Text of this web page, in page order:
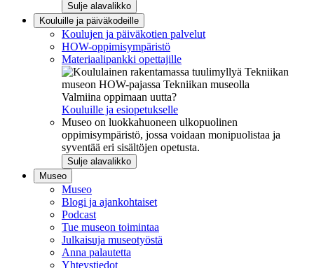
Sulje alavalikko
Kouluille ja päiväkodeille
Koulujen ja päiväkotien palvelut
HOW-oppimisympäristö
Materiaalipankki opettajille
Valmiina oppimaan uutta?
Kouluille ja esiopetukselle
Museo on luokkahuoneen ulkopuolinen
oppimisympäristö, jossa voidaan monipuolistaa ja
syventää eri sisältöjen opetusta.
Sulje alavalikko
Museo
Museo
Blogi ja ajankohtaiset
Podcast
Tue museon toimintaa
Julkaisuja museotyöstä
Anna palautetta
Yhteystiedot